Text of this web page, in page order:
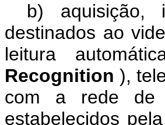
b) aquisição,
destinados ao
leitura
Recognition),
com a rede de
estabelecidos